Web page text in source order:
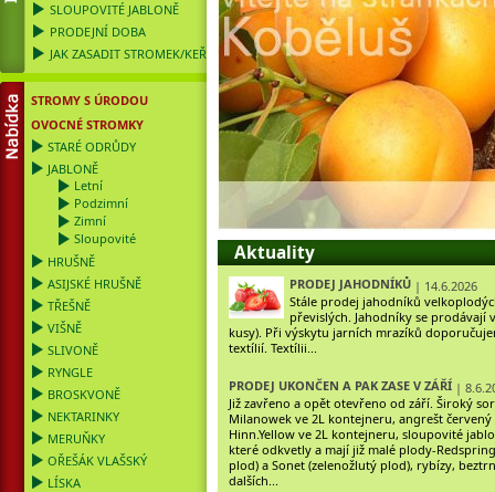
SLOUPOVITÉ JABLONĚ
PRODEJNÍ DOBA
JAK ZASADIT STROMEK/KEŘ
STROMY S ÚRODOU
OVOCNÉ STROMKY
STARÉ ODRŮDY
JABLONĚ
Letní
Podzimní
Zimní
Sloupovité
HRUŠNĚ
ASIJSKÉ HRUŠNĚ
TŘEŠNĚ
VIŠNĚ
SLIVONĚ
RYNGLE
BROSKVONĚ
NEKTARINKY
MERUŇKY
OŘEŠÁK VLAŠSKÝ
LÍSKA
Aktuality
PRODEJ JAHODNÍKŮ | 14.6.2026
Stále prodej jahodníků
převislých. Jahodníky se prodávají
kusy). Při výskytu jarních mrazíků
textílií. Textílii...
PRODEJ UKONČEN A PAK ZASE V ZÁŘÍ |
Již zavřeno a opět otevřeno od září. Široký
Milanowek ve 2L kontejneru, angrešt
Hinn.Yellow ve 2L kontejneru, sloupovité
které odkvetly a mají již malé plody-
plod) a Sonet (zelenožlutý plod), rybízy,
dalších...